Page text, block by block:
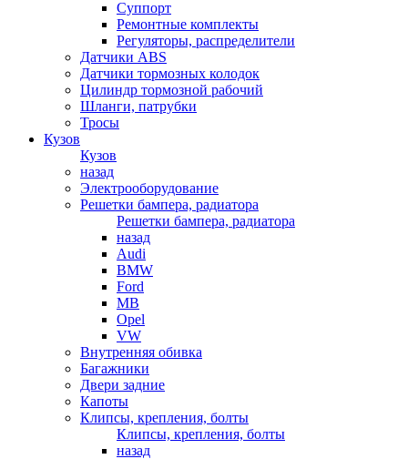
Суппорт
Ремонтные комплекты
Регуляторы, распределители
Датчики ABS
Датчики тормозных колодок
Цилиндр тормозной рабочий
Шланги, патрубки
Тросы
Кузов
Кузов
назад
Электрооборудование
Решетки бампера, радиатора
Решетки бампера, радиатора
назад
Audi
BMW
Ford
MB
Opel
VW
Внутренняя обивка
Багажники
Двери задние
Капоты
Клипсы, крепления, болты
Клипсы, крепления, болты
назад